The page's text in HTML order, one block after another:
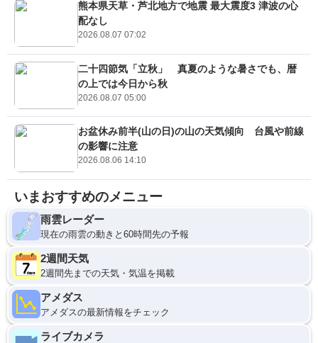
熊本県天草・芦北地方で地震 最大震度3 津波の心
配なし
2026.08.07 07:02
二十四節気「立秋」 真夏のような暑さでも、暦
の上では今日から秋
2026.08.07 05:00
お盆休み前半(山の日)の山の天気傾向 台風や前線
の影響に注意
2026.08.06 14:10
いまおすすめのメニュー
雨雲レーダー
現在の雨雲の動きと60時間先の予報
2週間天気
2週間先までの天気・気温を掲載
アメダス
アメダスの最新情報をチェック
ライブカメラ